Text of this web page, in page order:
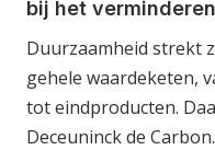
bij het
Duurzaamheid strekt
gehele waardeketen,
tot eindproducten.
Deceuninck de